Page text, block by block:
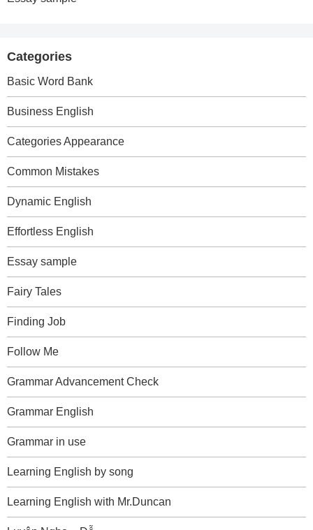
Categories
Basic Word Bank
Business English
Categories Appearance
Common Mistakes
Dynamic English
Effortless English
Essay sample
Fairy Tales
Finding Job
Follow Me
Grammar Advancement Check
Grammar English
Grammar in use
Learning English by song
Learning English with Mr.Duncan